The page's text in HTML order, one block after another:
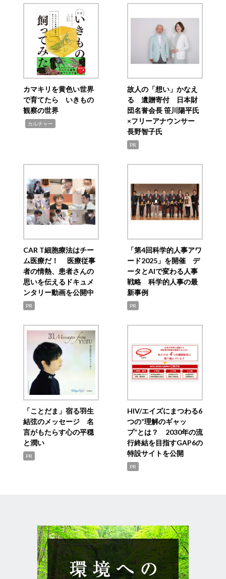
カマキリを黄色い世界
で育てたら いきもの
観察の世界
カルチャー
故人の「想い」かなえ
る 遺贈寄付 日本財
団名誉会長 笹川陽平氏
×フリーアナウンサー
長野智子氏
PR
CAR T細胞療法はチー
ム医療だ！ 医療従事
者の情熱、患者さんの
思いを伝えるドキュメ
ンタリー動画を公開中
PR
「第4回科学的人事アワ
ード2025」を開催 デ
ータとAIで変わる人事
戦略 科学的人事の最
新事例
PR
「ことだま」宿る羽生
結弦のメッセージ 名
言がもたらす心の平穏
と潤い
PR
HIV/エイズにまつわる6
つの“理解のギャッ
プ”とは？ 2030年の流
行終結を目指すGAP6の
特設サイトを公開
PR